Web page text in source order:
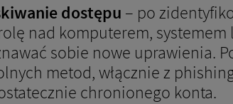
dostępu – po
nad komputerem,
sobie nowe uprawienia.
metod, włącznie z
chronionego konta.